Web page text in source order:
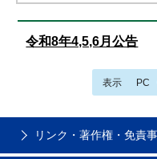
令和8年4,5,6月公告
表示 PC
リンク・著作権・免責